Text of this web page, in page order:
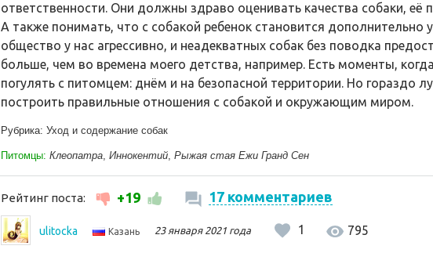
ответственности. Они должны здраво оценивать качества собаки, её
А также понимать, что с собакой ребенок становится дополнительно
общество у нас агрессивно, и неадекватных собак без поводка
больше, чем во времена моего детства, например. Есть моменты,
погулять с питомцем: днём и на безопасной территории. Но гораздо
построить правильные отношения с собакой и окружающим миром.
Рубрика: Уход и содержание собак
Питомцы: Клеопатра, Иннокентий, Рыжая стая Ежи Гранд Сен
Рейтинг поста: +19 17 комментариев
ulitocka Казань 23 января 2021 года 1 795